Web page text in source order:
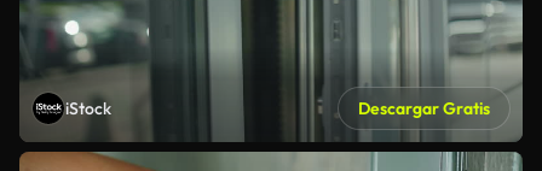
iStock Descargar Gratis